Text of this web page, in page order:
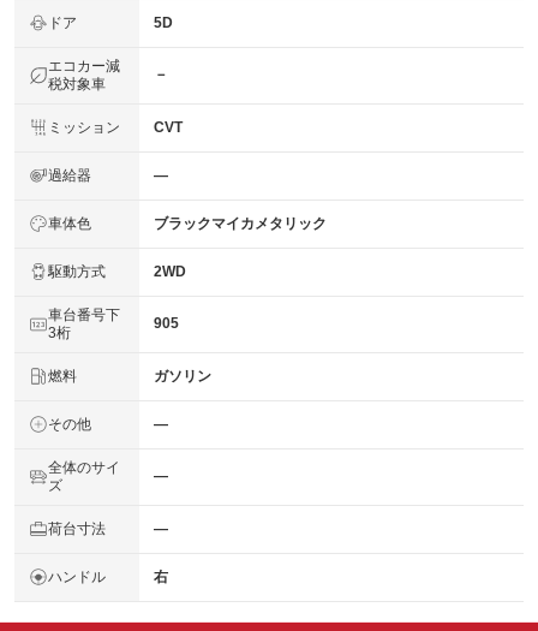
ドア 5D
エコカー減
税対象車
－
ミッション CVT
過給器 ―
車体色 ブラックマイカメタリック
駆動方式 2WD
車台番号下
3桁
905
燃料 ガソリン
その他 ―
全体のサイ
ズ
―
荷台寸法 ―
ハンドル 右